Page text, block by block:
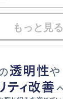
もっと見る